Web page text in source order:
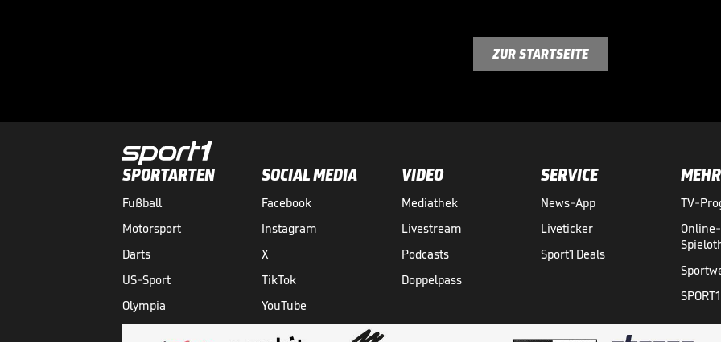
ZUR STARTSEITE
SPORTARTEN
Fußball
Motorsport
Darts
US-Sport
Olympia
SOCIAL MEDIA
Facebook
Instagram
X
TikTok
YouTube
VIDEO
Mediathek
Livestream
Podcasts
Doppelpass
SERVICE
News-App
Liveticker
Sport1 Deals
MEHR
TV-